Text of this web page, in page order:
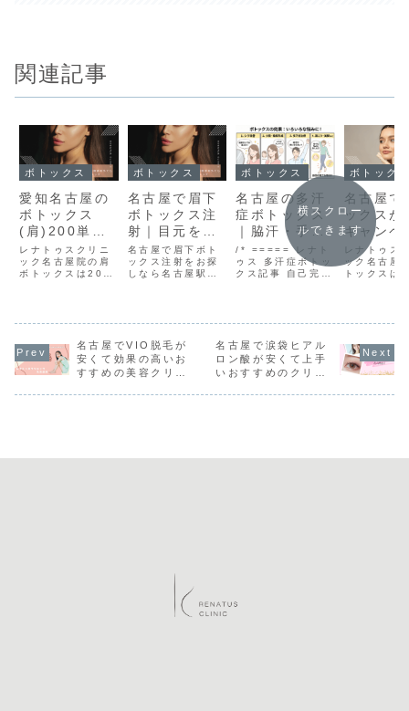
関連記事
ボトックス
愛知名古屋の
ボトックス
(肩)200単位
が保険適用外
でも安いおす
すめならレナ
レナトゥスクリニ
ック名古屋院の肩
ボトックスは200
げて肩こり改善や
でき、華奢なライ
ン作りや姿勢改善
にも有効です。施
術時間は10〜20
分でダウンタイム
ボトックス
名古屋で眉下
ボトックス注
射｜目元を自
然にぱっち
り・ダウンタ
イムほぼなし
名古屋で眉下ボト
ックス注射をお探
しなら名古屋駅徒
製・韓国製から選
分・当日メイク
OK。まぶたの重
さ・目の左右差で
お悩みの方に最適
です。
ボトックス
名古屋の多汗
症ボトックス
｜脇汗・手汗
の治療と効果
/* ===== レナト
ゥス 多汗症ボトッ
クス記事 自己完結
'Helvetica
'Hiragino Kaku
Gothic Pr...
ボトック
名古屋で
ックスが
キャンペ
¥2200
ナトゥス
ニック名
レナトゥス
ック名古屋
トックスは
タ・ボツラ
ガン製ボト
ビスタを選
能。エラボ
顔効果にも
横スクロー
ルできます
名古屋でVIO脱毛が
安くて効果の高いお
すすめの美容クリニ
名古屋で涙袋ヒアル
ロン酸が安くて上手
いおすすめのクリニ